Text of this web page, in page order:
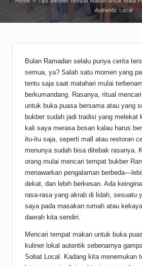
Authentic Local
Bulan Ramadan selalu punya cerita
semua, ya? Salah satu momen yang
tentu saja saat matahari mulai
berkumandang. Rasanya, ritual
untuk buka puasa bersama atau yang
bukber sudah jadi tradisi yang melekat
kali saya merasa bosan kalau harus
itu-itu saja, seperti mall atau restoran
menunya sudah bisa ditebak rasanya.
orang mulai mencari tempat bukber
menawarkan pengalaman
dekat, dan lebih berkesan. Ada
rasa-rasa yang akrab di lidah, sesuatu
saya pada masakan rumah atau
daerah kita sendiri.
Mencari tempat makan untuk buka
kuliner lokal autentik sebenarnya
Sobat Local. Kadang kita menemukan